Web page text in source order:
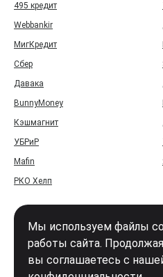
495 кредит
Webbankir
МигКредит
Сбер
Давака
BunnyMoney
Кэшмагнит
УБРиР
Mafin
РКО Хелп
Мы используем файлы
работы сайта.
вы соглашаетесь с